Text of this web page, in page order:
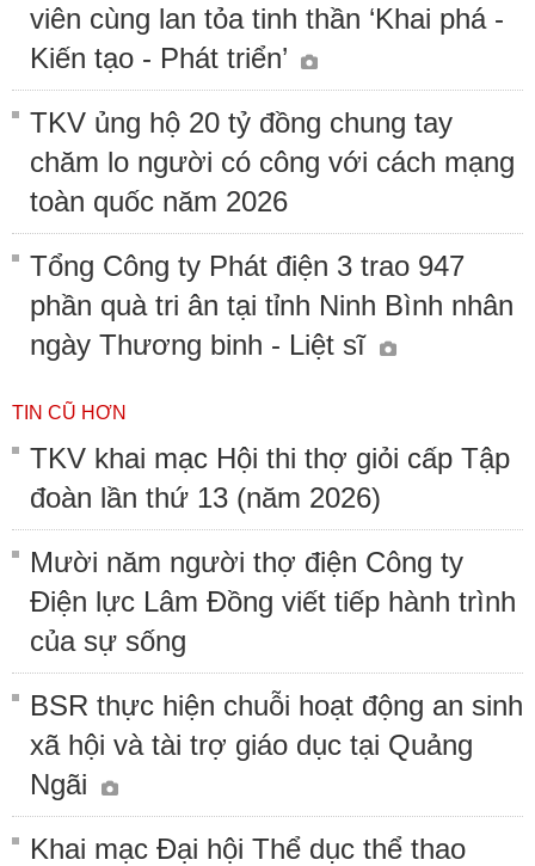
viên cùng lan tỏa tinh thần ‘Khai phá -
Kiến tạo - Phát triển’
TKV ủng hộ 20 tỷ đồng chung tay
chăm lo người có công với cách mạng
toàn quốc năm 2026
Tổng Công ty Phát điện 3 trao 947
phần quà tri ân tại tỉnh Ninh Bình nhân
ngày Thương binh - Liệt sĩ
TIN CŨ HƠN
TKV khai mạc Hội thi thợ giỏi cấp Tập
đoàn lần thứ 13 (năm 2026)
Mười năm người thợ điện Công ty
Điện lực Lâm Đồng viết tiếp hành trình
của sự sống
BSR thực hiện chuỗi hoạt động an sinh
xã hội và tài trợ giáo dục tại Quảng
Ngãi
Khai mạc Đại hội Thể dục thể thao